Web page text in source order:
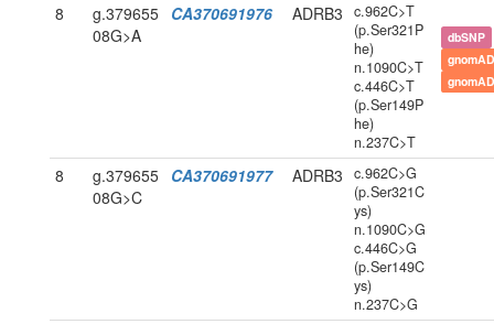
8
g.379655
08G>A
CA370691976 ADRB3
c.962C>T
(p.Ser321P
he)
n.1090C>T
c.446C>T
(p.Ser149P
he)
n.237C>T
dbSNP
8
g.379655
08G>C
CA370691977 ADRB3
c.962C>G
(p.Ser321C
ys)
n.1090C>G
c.446C>G
(p.Ser149C
ys)
n.237C>G